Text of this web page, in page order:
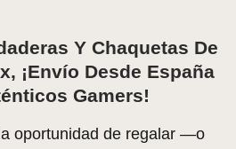
Y Chaquetas De
¡envío Desde España
Gamers!
oportunidad de regalar —o